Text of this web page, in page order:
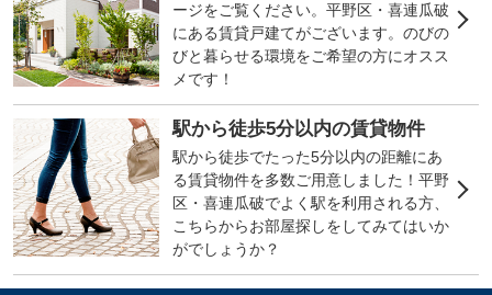
ージをご覧ください。平野区・喜連瓜破
にある賃貸戸建てがございます。のびの
びと暮らせる環境をご希望の方にオスス
メです！
駅から徒歩5分以内の賃貸物件
駅から徒歩でたった5分以内の距離にあ
る賃貸物件を多数ご用意しました！平野
区・喜連瓜破でよく駅を利用される方、
こちらからお部屋探しをしてみてはいか
がでしょうか？